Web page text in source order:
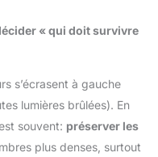
« qui doit survivre
s’écrasent à gauche
lumières brûlées). En
souvent: préserver les
plus denses, surtout